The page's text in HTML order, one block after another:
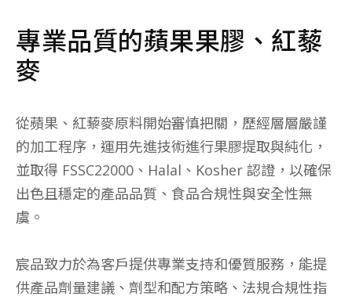
專業品質的蘋果果膠、紅藜
麥
從蘋果、紅藜麥原料開始審慎把關，歷經層層嚴謹
的加工程序，運用先進技術進行果膠提取與純化，
並取得 FSSC22000、Halal、Kosher 認證，以確保
出色且穩定的產品品質、食品合規性與安全性無
虞。
宸品致力於為客戶提供專業支持和優質服務，能提
供產品劑量建議、劑型和配方策略、法規合規性指